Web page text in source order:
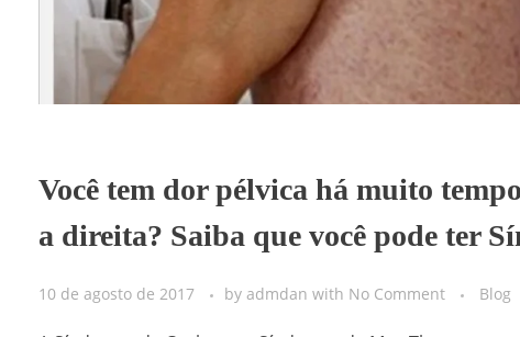
Você tem dor pélvica há muito
a direita? Saiba que você pode ter
10 de agosto de 2017 by admdan with No Comment Blog